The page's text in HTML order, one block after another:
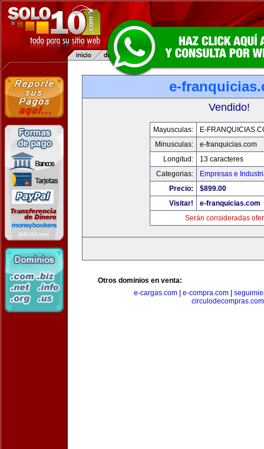
e-
Vendido!
Mayusculas:
E-
Minusculas:
e-franquicias.com
Longitud:
13 caracteres
Categorias:
Empresas e
Precio:
$899.00
Visitar!
e-franquicias.com
Serán consideradas
Otros dominios en venta:
e-cargas.com| e-compra.com|
circulodecompras.com